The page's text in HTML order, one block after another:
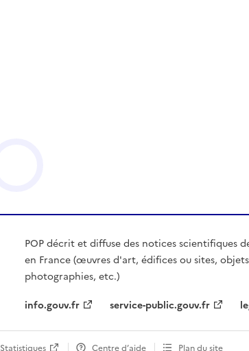
POP décrit et diffuse des notices scientifiques
en France (œuvres d'art, édifices ou sites,
photographies, etc.)
info.gouv.fr
service-public.gouv.fr
Statistiques Centre d’aide Plan du site